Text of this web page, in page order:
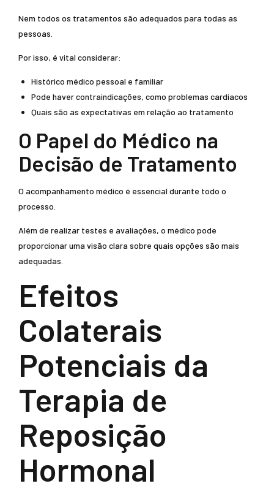
Nem todos os tratamentos são adequados para todas as
pessoas.
Por isso, é vital considerar:
Histórico médico pessoal e familiar
Pode haver contraindicações, como problemas cardíacos
Quais são as expectativas em relação ao tratamento
O Papel do Médico na
Decisão de Tratamento
O acompanhamento médico é essencial durante todo o
processo.
Além de realizar testes e avaliações, o médico pode
proporcionar uma visão clara sobre quais opções são mais
adequadas.
Efeitos
Colaterais
Potenciais da
Terapia de
Reposição
Hormonal